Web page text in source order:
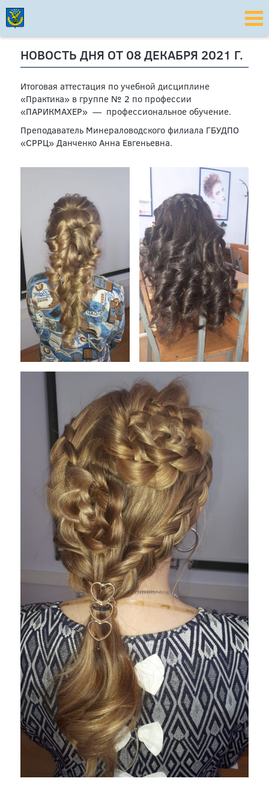
НОВОСТЬ ДНЯ ОТ 08 ДЕКАБРЯ 2021 Г.
Итоговая аттестация по учебной дисциплине
«Практика» в группе № 2 по профессии
«ПАРИКМАХЕР» — профессиональное обучение.
Преподаватель Минераловодского филиала ГБУДПО
«СРРЦ» Данченко Анна Евгеньевна.